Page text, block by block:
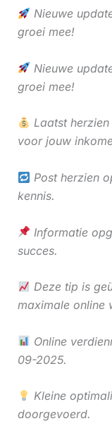
Nieuwe
groei mee!
Nieuwe
groei mee!
Laatst
voor jouw
Post herzien
kennis.
Informatie
succes.
Deze tip is
maximale online
Online
09-2025.
Kleine
doorgevoerd.